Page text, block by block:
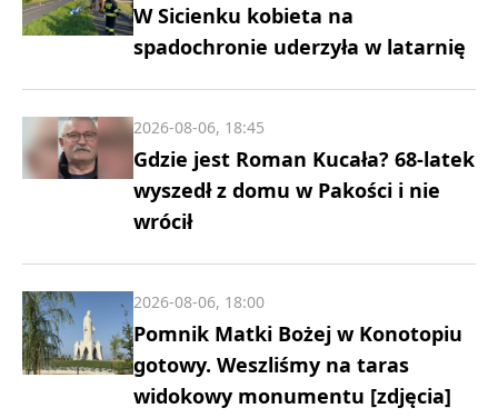
W Sicienku kobieta na
spadochronie uderzyła w latarnię
Gdzie jest Roman Kucała? 68-latek
wyszedł z domu w Pakości i nie
wrócił
2026-08-06, 18:45
Pomnik Matki Bożej w Konotopiu
gotowy. Weszliśmy na taras
widokowy monumentu [zdjęcia]
2026-08-06, 18:00